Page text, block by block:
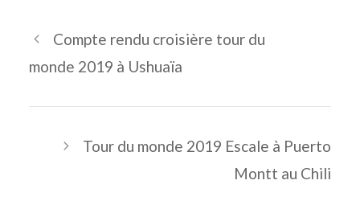
Compte rendu croisière tour du
monde 2019 à Ushuaïa
Tour du monde 2019 Escale à Puerto
Montt au Chili